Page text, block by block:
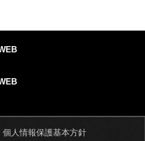
個人情報保護基本方針